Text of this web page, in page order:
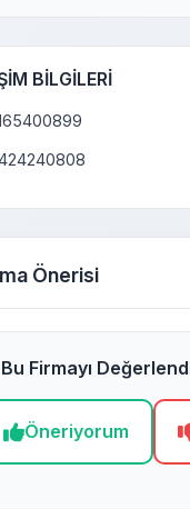
BİLGİLERİ
Önerisi
Bu Firmayı
Öneriyorum